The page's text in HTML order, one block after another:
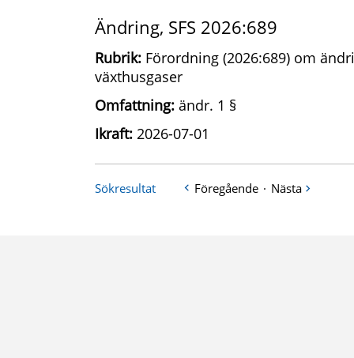
Ändring, SFS 2026:689
Rubrik: Förordning (2026:689) om
växthusgaser
Omfattning: ändr. 1 §
Ikraft: 2026-07-01
Sökresultat Föregående · Nästa